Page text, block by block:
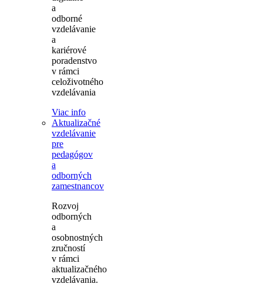
a
odborné
vzdelávanie
a
kariérové
poradenstvo
v rámci
celoživotného
vzdelávania
Viac info
Aktualizačné
vzdelávanie
pre
pedagógov
a
odborných
zamestnancov
Rozvoj
odborných
a
osobnostných
zručností
v rámci
aktualizačného
vzdelávania.